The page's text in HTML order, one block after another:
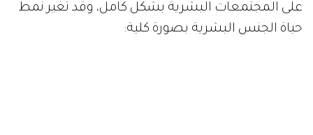
على المجتمعات البشرية بشكل كامل، وقد تغير نمط
حياة الجنس البشرية بصورة كلية: